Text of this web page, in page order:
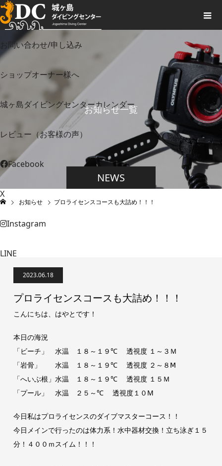
お問い合わせ/申し込み
ショップオーナー様へ
城ヶ島ダイビングセンターカレンダー
レビュー（お客様の声）
Facebook
X
Instagram
LINE
NEWS
お知らせ一覧
お知らせ プロライセンスコースも大詰め！！！
2023.06.18
プロライセンスコースも大詰め！！！
こんにちは、はやとです！
本日の海況
「ビーチ」 水温 １８～１９℃ 透視度 １～３Ｍ
「岩骨」 水温 １８～１９℃ 透視度 ２～８Ⅿ
「へいぶ根」水温 １８～１９℃ 透視度 １５Ｍ
「プール」 水温 ２５～℃ 透視度１０M
今日私はプロライセンスのダイブマスターコース！！
今日メインで行ったのは体力系！水中器材交換！立ち泳ぎ１５
分！４００ｍスイム！！！